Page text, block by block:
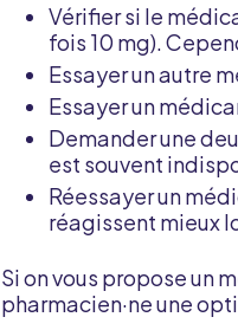
Vérifier si le
fois 10 mg).
Essayer un autre
Essayer un
Demander une
est souvent
Réessayer un
réagissent mieux
Si on vous propose un
pharmacien·ne une